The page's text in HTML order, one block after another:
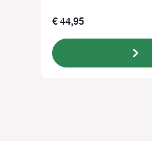
€ 44,95